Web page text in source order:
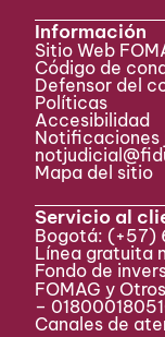
Información
Sitio Web
Código de
Defensor del
Políticas
Accesibilidad
Notificaciones
Mapa del sitio
Servicio al
Bogotá: (+57)
Línea gratuita
Fondo de
FOMAG y
–
Canales de